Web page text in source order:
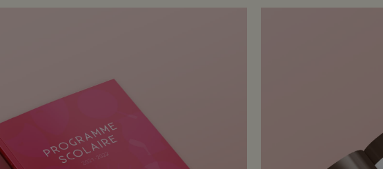
temporaires proposés par le musée.